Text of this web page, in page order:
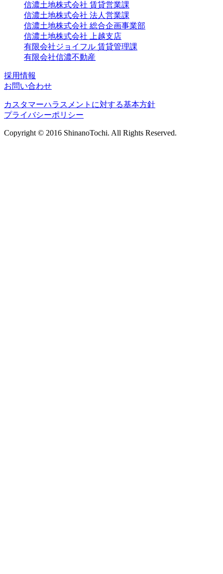
信濃土地株式会社 賃貸営業課
信濃土地株式会社 法人営業課
信濃土地株式会社 総合企画事業部
信濃土地株式会社 上越支店
有限会社ジョイフル 賃貸管理課
有限会社信濃不動産
採用情報
お問い合わせ
カスタマーハラスメントに対する基本方針
プライバシーポリシー
Copyright © 2016 ShinanoTochi. All Rights Reserved.